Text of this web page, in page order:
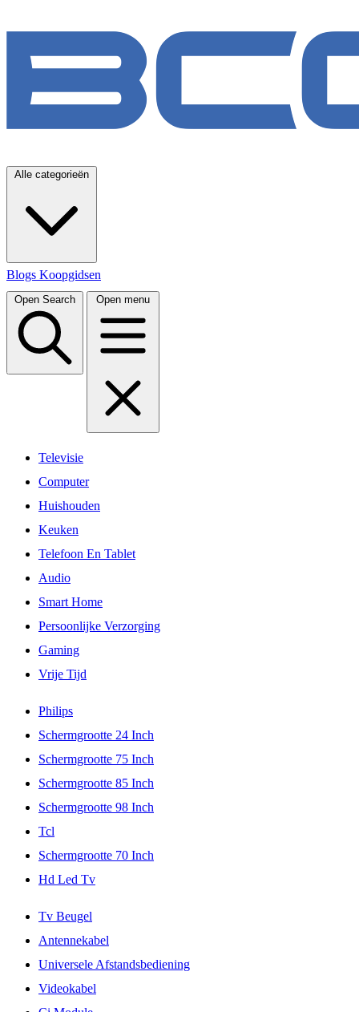
Alle categorieën
Blogs Koopgidsen
Open Search Open menu
Televisie
Computer
Huishouden
Keuken
Telefoon En Tablet
Audio
Smart Home
Persoonlijke Verzorging
Gaming
Vrije Tijd
Philips
Schermgrootte 24 Inch
Schermgrootte 75 Inch
Schermgrootte 85 Inch
Schermgrootte 98 Inch
Tcl
Schermgrootte 70 Inch
Hd Led Tv
Tv Beugel
Antennekabel
Universele Afstandsbediening
Videokabel